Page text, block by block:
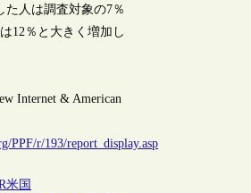
た人は調査対象の7％
12％と大きく増加し
Internet & American
PPF/r/193/report_display.asp
米国